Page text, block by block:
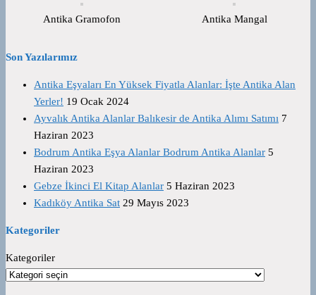
Antika Gramofon Antika Mangal
Son Yazılarımız
Antika Eşyaları En Yüksek Fiyatla Alanlar: İşte Antika Alan
Yerler! 19 Ocak 2024
Ayvalık Antika Alanlar Balıkesir de Antika Alımı Satımı 7
Haziran 2023
Bodrum Antika Eşya Alanlar Bodrum Antika Alanlar 5
Haziran 2023
Gebze İkinci El Kitap Alanlar 5 Haziran 2023
Kadıköy Antika Sat 29 Mayıs 2023
Kategoriler
Kategoriler